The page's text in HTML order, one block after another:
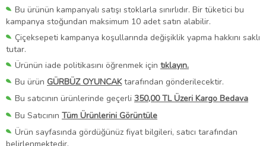
Bu ürünün kampanyalı satışı stoklarla sınırlıdır. Bir tüketici bu
kampanya stoğundan maksimum 10 adet satın alabilir.
Çiçeksepeti kampanya koşullarında değişiklik yapma hakkını saklı
tutar.
Ürünün iade politikasını öğrenmek için tıklayın.
Bu ürün GÜRBÜZ OYUNCAKtarafından gönderilecektir.
Bu satıcının ürünlerinde geçerli 350,00 TL Üzeri Kargo Bedava
Bu Satıcının Tüm Ürünlerini Görüntüle
Ürün sayfasında gördüğünüz fiyat bilgileri, satıcı tarafından